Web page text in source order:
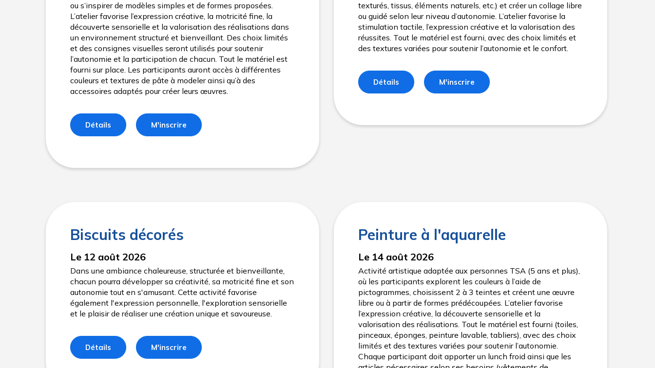
ou s’inspirer de modèles simples et de formes proposées.
L’atelier favorise l’expression créative, la motricité fine, la
découverte sensorielle et la valorisation des réalisations dans
un environnement structuré et bienveillant. Des choix limités
et des consignes visuelles seront utilisés pour soutenir
l’autonomie et la participation de chacun. Tout le matériel est
fourni sur place. Les participants auront accès à différentes
couleurs et textures de pâte à modeler ainsi qu’à des
accessoires adaptés pour créer leurs œuvres.
Détails M'inscrire
texturés, tissus, éléments naturels, etc.) et créer un collage libre
ou guidé selon leur niveau d’autonomie. L’atelier favorise la
stimulation tactile, l’expression créative et la valorisation des
réussites. Tout le matériel est fourni, avec des choix limités et
des textures variées pour soutenir l’autonomie et le confort.
Détails M'inscrire
Biscuits décorés
Le 12 août 2026
Dans une ambiance chaleureuse, structurée et bienveillante,
chacun pourra développer sa créativité, sa motricité fine et son
autonomie tout en s'amusant. Cette activité favorise
également l'expression personnelle, l'exploration sensorielle
et le plaisir de réaliser une création unique et savoureuse.
Détails M'inscrire
Peinture à l'aquarelle
Le 14 août 2026
Activité artistique adaptée aux personnes TSA (5 ans et plus),
où les participants explorent les couleurs à l’aide de
pictogrammes, choisissent 2 à 3 teintes et créent une œuvre
libre ou à partir de formes prédécoupées. L’atelier favorise
l’expression créative, la découverte sensorielle et la
valorisation des réalisations. Tout le matériel est fourni (toiles,
pinceaux, éponges, peinture lavable, tabliers), avec des choix
limités et des textures variées pour soutenir l’autonomie.
Chaque participant doit apporter un lunch froid ainsi que les